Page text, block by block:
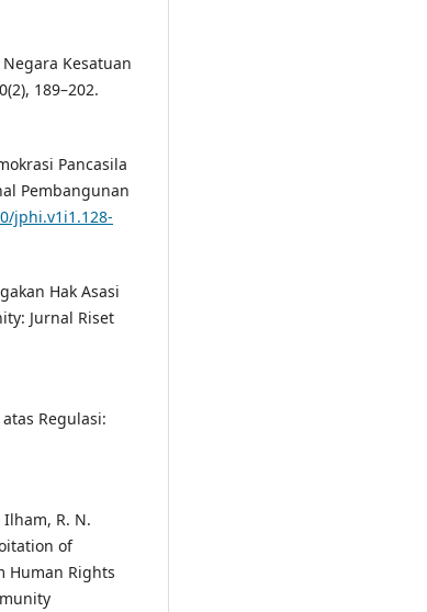
Kesatuan
189–202.
Pancasila
Pembangunan
jphi.v1i1.128-
Hak Asasi
Jurnal Riset
Regulasi:
R. N.
of
Human Rights